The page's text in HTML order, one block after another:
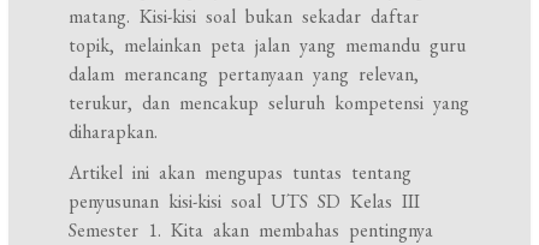
matang. Kisi-kisi soal bukan sekadar daftar
topik, melainkan peta jalan yang memandu guru
dalam merancang pertanyaan yang relevan,
terukur, dan mencakup seluruh kompetensi yang
diharapkan.
Artikel ini akan mengupas tuntas tentang
penyusunan kisi-kisi soal UTS SD Kelas III
Semester 1. Kita akan membahas pentingnya